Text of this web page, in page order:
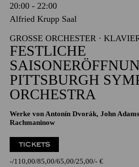
20:00 - 22:00
Alfried Krupp Saal
GROSSE ORCHESTER · KLAVIER
FESTLICHE
PITTSBURGH
ORCHESTRA
Werke von Antonín Dvorák, John
Rachmaninow
TICKETS
- 110,00 85,00 65,00 25,00 - €